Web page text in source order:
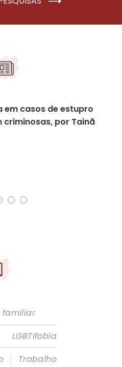
em casos de estupro
por Tainã
familiar
LGBTIfobia
|
Trabalho